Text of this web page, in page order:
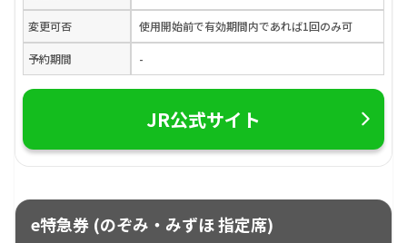
変更可否 使用開始前で有効期間内であれば1回のみ可
予約期間 -
JR公式サイト
e特急券 (のぞみ・みずほ 指定席)